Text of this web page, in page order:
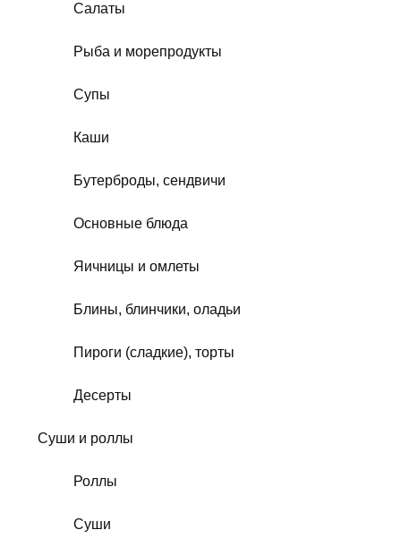
Салаты
Рыба и морепродукты
Супы
Каши
Бутерброды, сендвичи
Основные блюда
Яичницы и омлеты
Блины, блинчики, оладьи
Пироги (сладкие), торты
Десерты
Суши и роллы
Роллы
Суши